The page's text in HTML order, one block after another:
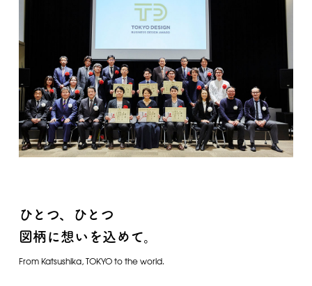
ひとつ、ひとつ
図柄に想いを込めて。
From Katsushika, TOKYO to the world.